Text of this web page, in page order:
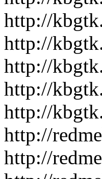
http://
http://
http://
http://
http://
http://
http://